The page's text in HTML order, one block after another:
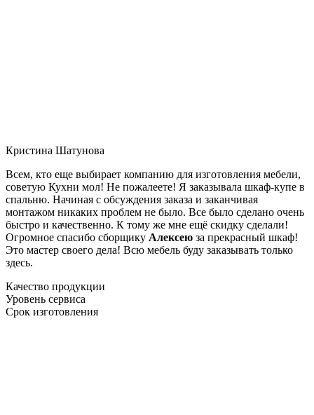
Кристина Шатунова
Всем, кто еще выбирает компанию для изготовления мебели,
советую Кухни мол! Не пожалеете! Я заказывала шкаф-купе в
спальню. Начиная с обсуждения заказа и заканчивая
монтажом никаких проблем не было. Все было сделано очень
быстро и качественно. К тому же мне ещё скидку сделали!
Огромное спасибо сборщику Алексею за прекрасный шкаф!
Это мастер своего дела! Всю мебель буду заказывать только
здесь.
Качество продукции
Уровень сервиса
Срок изготовления